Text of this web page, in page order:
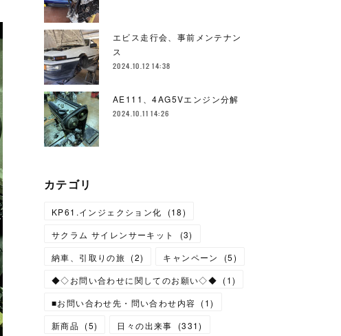
エビス走行会、事前メンテナン
ス
2024.10.12 14:38
AE111、4AG5Vエンジン分解
2024.10.11 14:26
カテゴリ
KP61.インジェクション化 (18)
サクラム サイレンサーキット
(3)
納車、引取りの旅 (2) キャンペーン (5)
◆◇お問い合わせに関してのお願い◇◆ (1)
■お問い合わせ先・問い合わせ内容 (1)
新商品 (5) 日々の出来事 (331)